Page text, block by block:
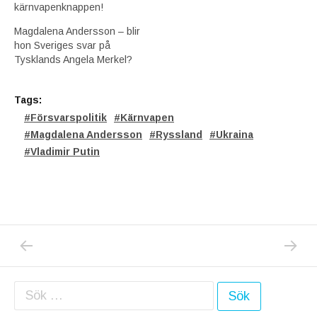
kärnvapenknappen!
Magdalena Andersson – blir
hon Sveriges svar på
Tysklands Angela Merkel?
Tags:
Försvarspolitik
Kärnvapen
Magdalena Andersson
Ryssland
Ukraina
Vladimir Putin
Inläggsnavigering
PREVIOUS POST: IDAG HÖLLS TIDERNAS
NEXT
Sök efter: